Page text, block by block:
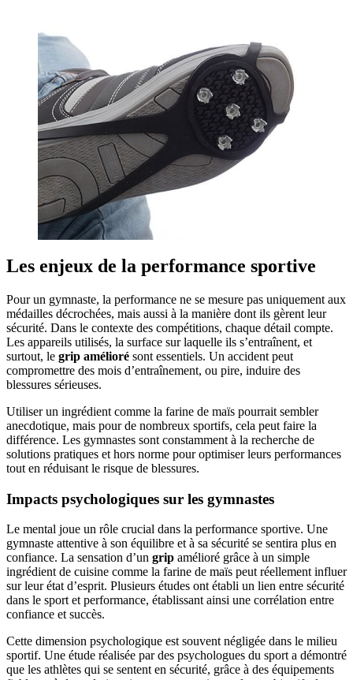
Les enjeux de la performance sportive
Pour un gymnaste, la performance ne se mesure pas uniquement aux
médailles décrochées, mais aussi à la manière dont ils gèrent leur
sécurité. Dans le contexte des compétitions, chaque détail compte.
Les appareils utilisés, la surface sur laquelle ils s’entraînent, et
surtout, le grip amélioré sont essentiels. Un accident peut
compromettre des mois d’entraînement, ou pire, induire des
blessures sérieuses.
Utiliser un ingrédient comme la farine de maïs pourrait sembler
anecdotique, mais pour de nombreux sportifs, cela peut faire la
différence. Les gymnastes sont constamment à la recherche de
solutions pratiques et hors norme pour optimiser leurs performances
tout en réduisant le risque de blessures.
Impacts psychologiques sur les gymnastes
Le mental joue un rôle crucial dans la performance sportive. Une
gymnaste attentive à son équilibre et à sa sécurité se sentira plus en
confiance. La sensation d’un grip amélioré grâce à un simple
ingrédient de cuisine comme la farine de maïs peut réellement influer
sur leur état d’esprit. Plusieurs études ont établi un lien entre sécurité
dans le sport et performance, établissant ainsi une corrélation entre
confiance et succès.
Cette dimension psychologique est souvent négligée dans le milieu
sportif. Une étude réalisée par des psychologues du sport a démontré
que les athlètes qui se sentent en sécurité, grâce à des équipements